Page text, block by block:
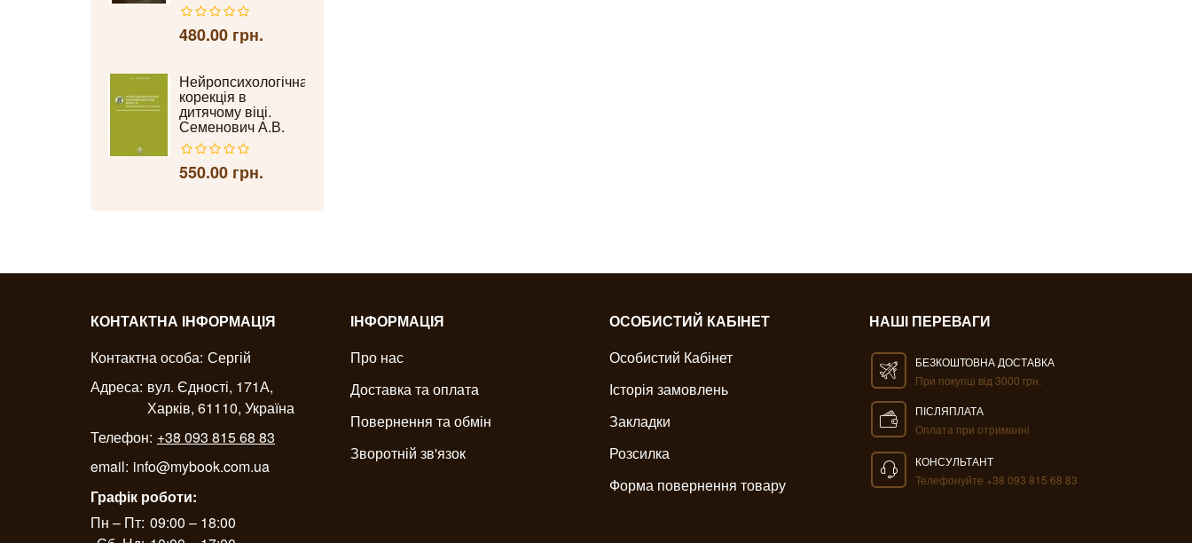
480.00 грн.
Нейропсихологічна
корекція в
дитячому віці.
Семенович А.В.
550.00 грн.
КОНТАКТНА ІНФОРМАЦІЯ
Контактна особа: Сергій
Адреса: вул. Єдності, 171А,
Харків, 61110, Україна
Телефон: +38 093 815 68 83
email: info@mybook.com.ua
Графік роботи:
Пн – Пт: 09:00 – 18:00
ІНФОРМАЦІЯ
Про нас
Доставка та оплата
Повернення та обмін
Зворотній зв'язок
ОСОБИСТИЙ КАБІНЕТ
Особистий Кабінет
Історія замовлень
Закладки
Розсилка
Форма повернення товару
НАШІ ПЕРЕВАГИ
БЕЗКОШТОВНА ДОСТАВКА
При покупці від 3000 грн.
ПІСЛЯПЛАТА
Оплата при отриманні
КОНСУЛЬТАНТ
Телефонуйте +38 093 815 68 83